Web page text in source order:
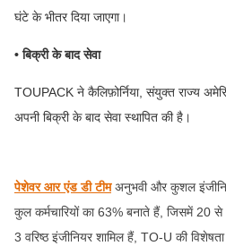
घंटे के भीतर दिया जाएगा।
• बिक्री के बाद सेवा
TOUPACK ने कैलिफ़ोर्निया, संयुक्त राज्य
अपनी बिक्री के बाद सेवा स्थापित की है।
पेशेवर आर एंड डी टीम अनुभवी और कुशल
कुल कर्मचारियों का 63% बनाते हैं, जिसमें 20
3 वरिष्ठ इंजीनियर शामिल हैं, TO-U की